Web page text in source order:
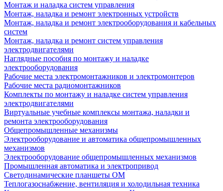
Монтаж и наладка систем управления
Монтаж, наладка и ремонт электронных устройств
Монтаж, наладка и ремонт электрооборудования и кабельных
систем
Монтаж, наладка и ремонт систем управления
электродвигателями
Наглядные пособия по монтажу и наладке
электрооборудования
Рабочие места электромонтажников и электромонтеров
Рабочие места радиомонтажников
Комплекты по монтажу и наладке систем управления
электродвигателями
Виртуальные учебные комплексы монтажа, наладки и
ремонта электрооборудования
Общепромышленные механизмы
Электрооборудование и автоматика общепромышленных
механизмов
Электрооборудование общепромышленных механизмов
Промышленная автоматика и электропривод
Светодинамические планшеты ОМ
Теплогазоснабжение, вентиляция и холодильная техника